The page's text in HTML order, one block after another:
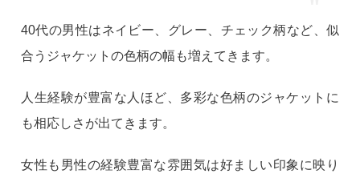
40代の男性はネイビー、グレー、チェック柄など、似
合うジャケットの色柄の幅も増えてきます。
人生経験が豊富な人ほど、多彩な色柄のジャケットに
も相応しさが出てきます。
女性も男性の経験豊富な雰囲気は好ましい印象に映り